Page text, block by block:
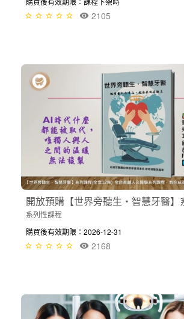
2105
開放預購【世界旁聽生・智慧牙醫】
系列性課程
購買後有效期限：2026-12-31
2168